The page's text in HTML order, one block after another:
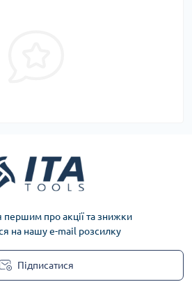
першим про акції та знижки
на нашу e-mail розсилку
Підписатися